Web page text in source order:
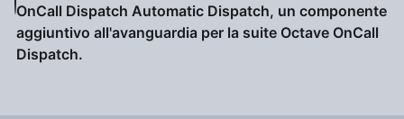
OnCall Dispatch Automatic Dispatch, un componente
aggiuntivo all'avanguardia per la suite Octave OnCall
Dispatch.